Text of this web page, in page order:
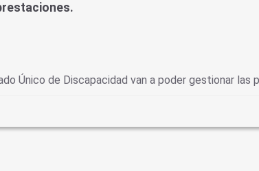
Único de Discapacidad van a poder gestionar las